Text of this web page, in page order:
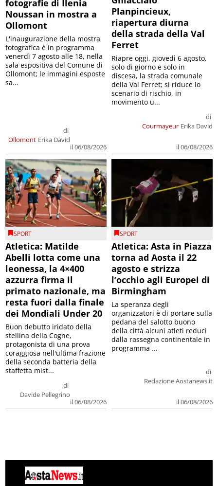
fotografie di Ilenia
Noussan in mostra a
Ollomont
Ollomont
di
Erika David
il 06/08/2026
L'inaugurazione della mostra
fotografica è in programma
venerdì 7 agosto alle 18, nella
sala espositiva del Comune di
Ollomont; le immagini esposte
sa...
Planpincieux,
riapertura diurna
della strada della Val
Ferret
Courmayeur
di
Erika David
il 06/08/2026
Riapre oggi, giovedì 6 agosto,
solo di giorno e solo in
discesa, la strada comunale
della Val Ferret; si riduce lo
scenario di rischio, in
movimento u...
SPORT
Atletica: Matilde
Abelli lotta come una
leonessa, la 4×400
azzurra firma il
primato nazionale, ma
resta fuori dalla finale
dei Mondiali Under 20
di
Davide Pellegrino
il 06/08/2026
Buon debutto iridato della
stellina della Cogne,
protagonista di una prova
coraggiosa nell'ultima frazione
della seconda batteria della
staffetta mist...
SPORT
Atletica: Asta in Piazza
torna ad Aosta il 22
agosto e strizza
l’occhio agli Europei di
Birmingham
di
Redazione Aostanews.it
il 06/08/2026
La speranza degli
organizzatori è di portare sulla
pedana del salotto buono
della città alcuni atleti reduci
dalla rassegna continentale in
programma ...